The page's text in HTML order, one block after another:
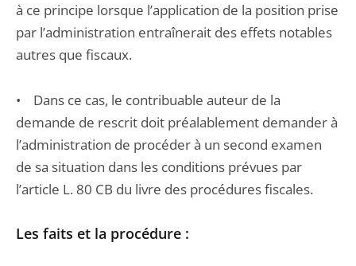
à ce principe lorsque l’application de la position prise
par l’administration entraînerait des effets notables
autres que fiscaux.
• Dans ce cas, le contribuable auteur de la
demande de rescrit doit préalablement demander à
l’administration de procéder à un second examen
de sa situation dans les conditions prévues par
l’article L. 80 CB du livre des procédures fiscales.
Les faits et la procédure :